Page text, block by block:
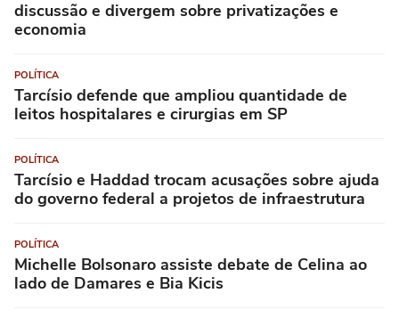
discussão e divergem sobre privatizações e
economia
POLÍTICA
Tarcísio defende que ampliou quantidade de
leitos hospitalares e cirurgias em SP
POLÍTICA
Tarcísio e Haddad trocam acusações sobre ajuda
do governo federal a projetos de infraestrutura
POLÍTICA
Michelle Bolsonaro assiste debate de Celina ao
lado de Damares e Bia Kicis